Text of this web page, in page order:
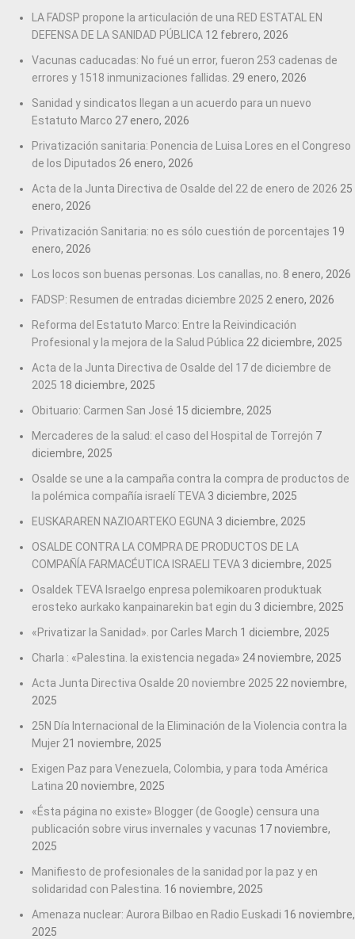
LA FADSP propone la articulación de una RED ESTATAL EN
DEFENSA DE LA SANIDAD PÚBLICA 12 febrero, 2026
Vacunas caducadas: No fué un error, fueron 253 cadenas de
errores y 1518 inmunizaciones fallidas. 29 enero, 2026
Sanidad y sindicatos llegan a un acuerdo para un nuevo
Estatuto Marco 27 enero, 2026
Privatización sanitaria: Ponencia de Luisa Lores en el Congreso
de los Diputados 26 enero, 2026
Acta de la Junta Directiva de Osalde del 22 de enero de 2026 25
enero, 2026
Privatización Sanitaria: no es sólo cuestión de porcentajes 19
enero, 2026
Los locos son buenas personas. Los canallas, no. 8 enero, 2026
FADSP: Resumen de entradas diciembre 2025 2 enero, 2026
Reforma del Estatuto Marco: Entre la Reivindicación
Profesional y la mejora de la Salud Pública 22 diciembre, 2025
Acta de la Junta Directiva de Osalde del 17 de diciembre de
2025 18 diciembre, 2025
Obituario: Carmen San José 15 diciembre, 2025
Mercaderes de la salud: el caso del Hospital de Torrejón 7
diciembre, 2025
Osalde se une a la campaña contra la compra de productos de
la polémica compañía israelí TEVA 3 diciembre, 2025
EUSKARAREN NAZIOARTEKO EGUNA 3 diciembre, 2025
OSALDE CONTRA LA COMPRA DE PRODUCTOS DE LA
COMPAÑÍA FARMACÉUTICA ISRAELI TEVA 3 diciembre, 2025
Osaldek TEVA Israelgo enpresa polemikoaren produktuak
erosteko aurkako kanpainarekin bat egin du 3 diciembre, 2025
«Privatizar la Sanidad». por Carles March 1 diciembre, 2025
Charla : «Palestina. la existencia negada» 24 noviembre, 2025
Acta Junta Directiva Osalde 20 noviembre 2025 22 noviembre,
2025
25N Día Internacional de la Eliminación de la Violencia contra la
Mujer 21 noviembre, 2025
Exigen Paz para Venezuela, Colombia, y para toda América
Latina 20 noviembre, 2025
«Ésta página no existe» Blogger (de Google) censura una
publicación sobre virus invernales y vacunas 17 noviembre,
2025
Manifiesto de profesionales de la sanidad por la paz y en
solidaridad con Palestina. 16 noviembre, 2025
Amenaza nuclear: Aurora Bilbao en Radio Euskadi 16 noviembre,
2025